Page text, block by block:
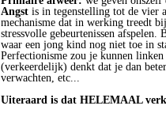
Angstis in tegenstelling tot de vier
mechanisme dat in werking treedt
stressvolle gebeurtenissen
waar een jong kind nog niet toe in
Perfectionisme zou je kunnen
(verkeerdelijk) denkt dat je dan
verwachten, etc...
Uiteraard is dat HELEMAAL